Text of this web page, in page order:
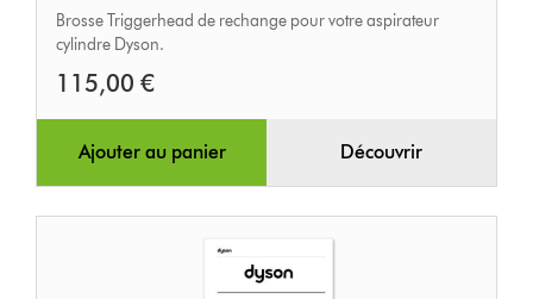
Brosse Triggerhead de rechange pour votre aspirateur
cylindre Dyson.
115,00 €
Ajouter au panier Découvrir